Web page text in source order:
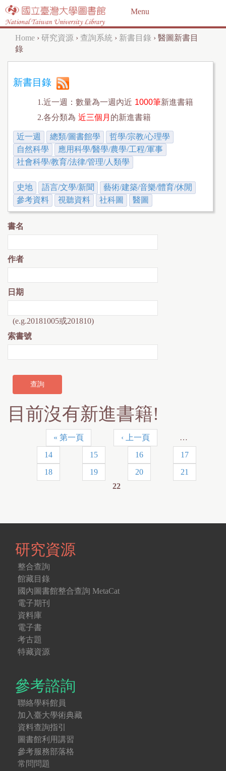
Jump to navigation
Menu
Y
o
u
e
h
e
r
e
Home › 研究資源 › 查詢系統 › 新書目錄 › 醫圖新書目
錄
新書目錄
1.近一週：數量為一週內近 1000筆新進書籍
2.各分類為 近三個月 的新進書籍
近一週 總類/圖書館學
哲學/宗教/心理學
自然科學
應用科學/醫學/農學/工程/軍事
社會科學/教育/法律/管理/人類學
史地 語言/文學/新聞
藝術/建築/音樂/體育/休閒
參考資料
視聽資料 社科圖 醫圖
書名
作者
日期
(e.g.20181005或201810)
索書號
目前沒有新進書籍!
« 第一頁 ‹ 上一頁
…
14
15 16
17
18
19 20
21
22
研究資源
整合查詢
館藏目錄
國內圖書館整合查詢 MetaCat
電子期刊
資料庫
電子書
考古題
特藏資源
參考諮詢
聯絡學科館員
加入臺大學術典藏
資料查詢指引
圖書館利用講習
參考服務部落格
常問問題